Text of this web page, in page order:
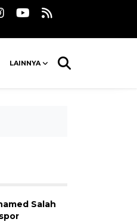
LAINNYA
Salah